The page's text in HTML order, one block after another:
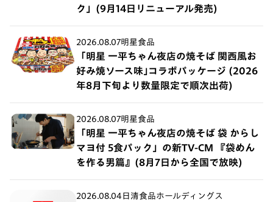
ク」(9月14日リニューアル発売)
2026.08.07明星食品
「明星 一平ちゃん夜店の焼そば 関西風お
好み焼ソース味｣コラボパッケージ (2026
年8月下旬より数量限定で順次出荷)
2026.08.07明星食品
「明星 一平ちゃん夜店の焼そば 袋 からし
マヨ付 5食パック」の新TV-CM 『袋めん
を作る男篇』(8月7日から全国で放映)
2026.08.04 日清食品ホールディングス